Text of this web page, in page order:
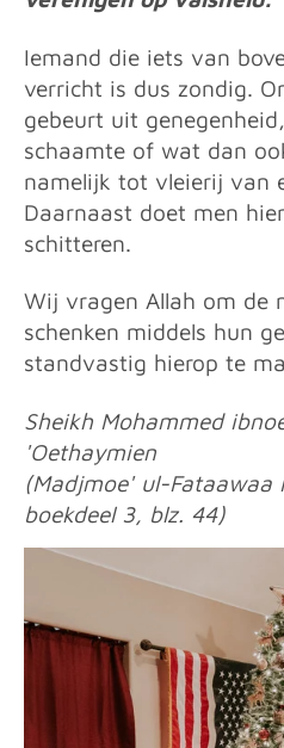
Iemand die iets van
verricht is dus zondig.
gebeurt uit
schaamte of wat dan
namelijk tot vleierij van
Daarnaast doet men
schitteren.
Wij vragen Allah om de
schenken middels hun
standvastig hierop te
Sheikh Mohammed
'Oethaymien
(Madjmoe' ul-
boekdeel 3, blz. 44)